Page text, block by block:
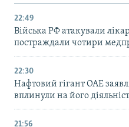
22:49
Війська РФ атакували
постраждали чотири
22:30
Нафтовий гігант ОАЕ
вплинули на його
21:56